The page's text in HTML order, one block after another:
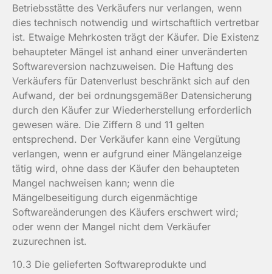
Betriebsstätte des Verkäufers nur verlangen, wenn
dies technisch notwendig und wirtschaftlich vertretbar
ist. Etwaige Mehrkosten trägt der Käufer. Die Existenz
behaupteter Mängel ist anhand einer unveränderten
Softwareversion nachzuweisen. Die Haftung des
Verkäufers für Datenverlust beschränkt sich auf den
Aufwand, der bei ordnungsgemäßer Datensicherung
durch den Käufer zur Wiederherstellung erforderlich
gewesen wäre. Die Ziffern 8 und 11 gelten
entsprechend. Der Verkäufer kann eine Vergütung
verlangen, wenn er aufgrund einer Mängelanzeige
tätig wird, ohne dass der Käufer den behaupteten
Mangel nachweisen kann; wenn die
Mängelbeseitigung durch eigenmächtige
Softwareänderungen des Käufers erschwert wird;
oder wenn der Mangel nicht dem Verkäufer
zuzurechnen ist.
10.3 Die gelieferten Softwareprodukte und